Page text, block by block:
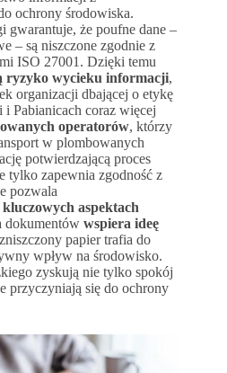
ochrony środowiska.
gwarantuje, że poufne dane –
– są niszczone zgodnie z
ISO 27001. Dzięki temu
ryzyko wycieku informacji,
organizacji dbającej o etykę
Pabianicach coraz więcej
operatorów, którzy
w plombowanych
potwierdzającą proces
tylko zapewnia zgodność z
pozwala
aspektach
dokumentów wspiera ideę
papier trafia do
wpływ na środowisko.
zyskują nie tylko spokój
przyczyniają się do ochrony